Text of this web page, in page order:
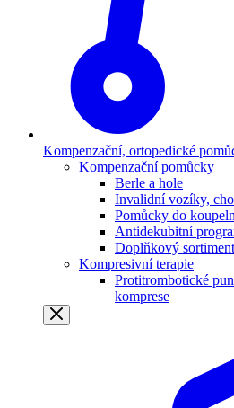
Kompenzační, ortopedické
Kompenzační pomůcky
Berle a hole
Invalidní vozíky,
Pomůcky do
Antidekubitní
Doplňkový sortiment
Kompresivní terapie
Protitrombotické
komprese